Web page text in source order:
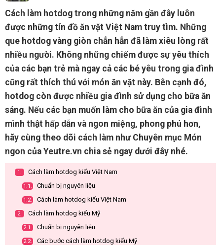
Cách làm hotdog trong những năm gần đây luôn
được những tín đồ ăn vặt Việt Nam truy tìm. Những
que hotdog vàng giòn chẳn hẳn đã làm xiêu lòng rất
nhiều người. Không những chiếm được sự yêu thích
của các bạn trẻ mà ngay cả các bé yêu trong gia đình
cũng rất thích thú với món ăn vặt này. Bên cạnh đó,
hotdog còn được nhiều gia đình sử dụng cho bữa ăn
sáng. Nếu các bạn muốn làm cho bữa ăn của gia đình
mình thật hấp dẫn và ngon miệng, phong phú hơn,
hãy cùng theo dõi cách làm như Chuyên mục Món
ngon của Yeutre.vn chia sẻ ngay dưới đây nhé.
1. Cách làm hotdog kiểu Việt Nam
1.1. Chuẩn bị nguyên liệu
1.2. Cách làm hotdog kiểu Việt Nam
2. Cách làm hotdog kiểu Mỹ
2.1. Chuẩn bị nguyên liệu
2.2. Các bước cách làm hotdog kiểu Mỹ